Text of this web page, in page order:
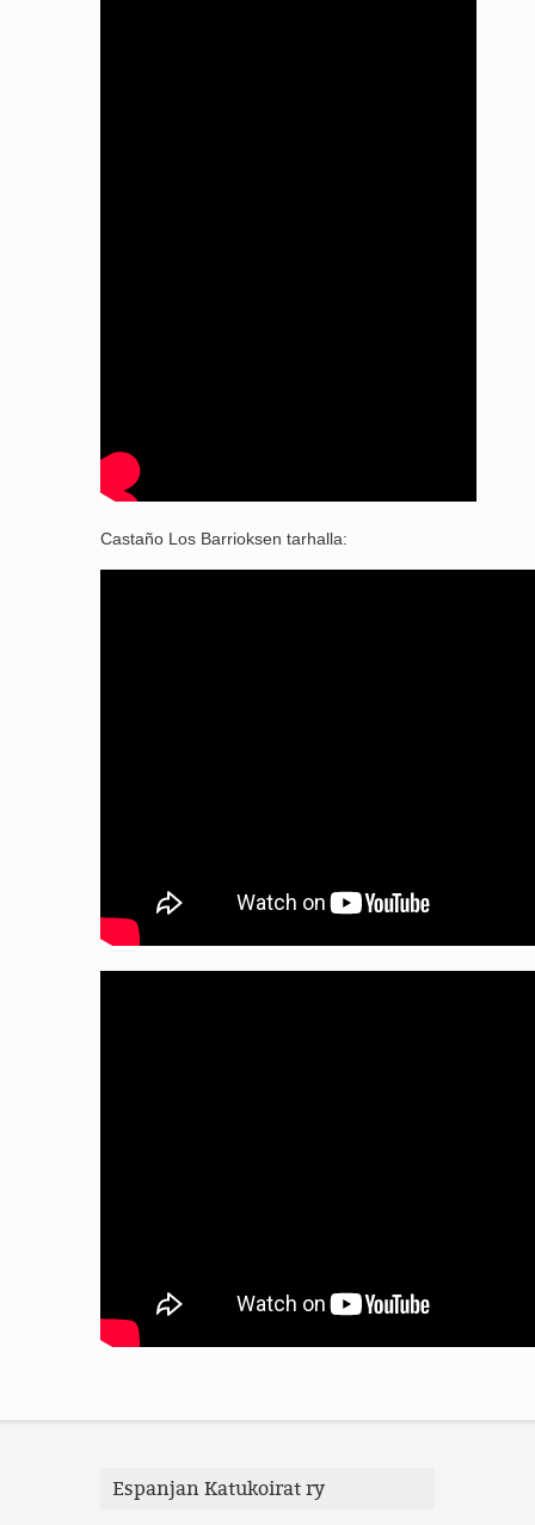
Castaño Los Barrioksen tarhalla:
Espanjan Katukoirat ry